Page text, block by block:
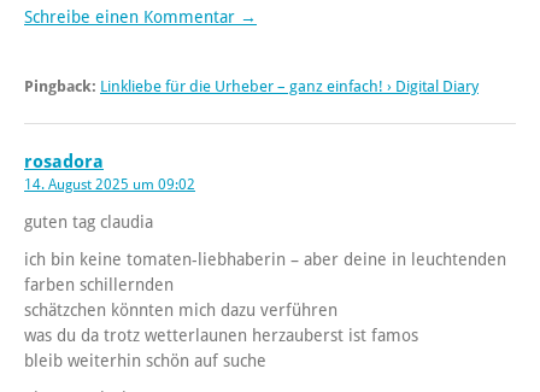
Schreibe einen Kommentar →
Pingback: Linkliebe für die Urheber – ganz einfach! › Digital Diary
rosadora
14. August 2025 um 09:02
guten tag claudia
ich bin keine tomaten-liebhaberin – aber deine in leuchtenden
farben schillernden
schätzchen könnten mich dazu verführen
was du da trotz wetterlaunen herzauberst ist famos
bleib weiterhin schön auf suche